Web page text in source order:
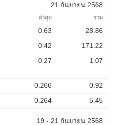
21 กันยายน 2568
ล่าสุด รวม
0.63
28.86
0.42
171.22
0.27 1.07
0.266
0.92
0.264 5.45
19 - 21 กันยายน 2568